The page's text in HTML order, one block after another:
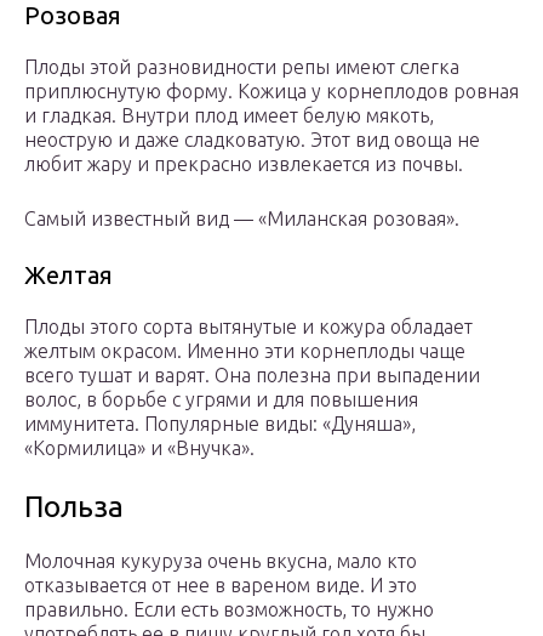
Розовая
Плоды этой разновидности репы имеют слегка
приплюснутую форму. Кожица у корнеплодов ровная
и гладкая. Внутри плод имеет белую мякоть,
неострую и даже сладковатую. Этот вид овоща не
любит жару и прекрасно извлекается из почвы.
Самый известный вид — «Миланская розовая».
Желтая
Плоды этого сорта вытянутые и кожура обладает
желтым окрасом. Именно эти корнеплоды чаще
всего тушат и варят. Она полезна при выпадении
волос, в борьбе с угрями и для повышения
иммунитета. Популярные виды: «Дуняша»,
«Кормилица» и «Внучка».
Польза
Молочная кукуруза очень вкусна, мало кто
отказывается от нее в вареном виде. И это
правильно. Если есть возможность, то нужно